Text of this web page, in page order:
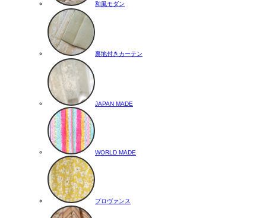
和風モダン
裏地付きカーテン
JAPAN MADE
WORLD MADE
プロヴァンス